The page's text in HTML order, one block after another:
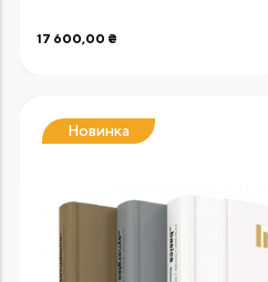
17 600,00 ₴
Новинка